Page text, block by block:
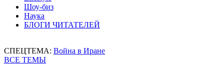
Шоу-биз
Наука
БЛОГИ ЧИТАТЕЛЕЙ
СПЕЦТЕМА: Война в Иране
ВСЕ ТЕМЫ